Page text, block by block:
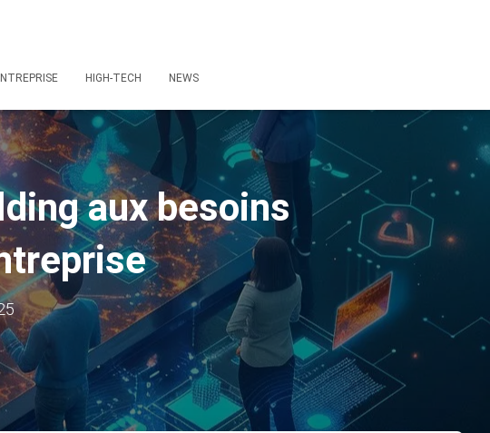
HIGH-TECH NEWS
aux besoins